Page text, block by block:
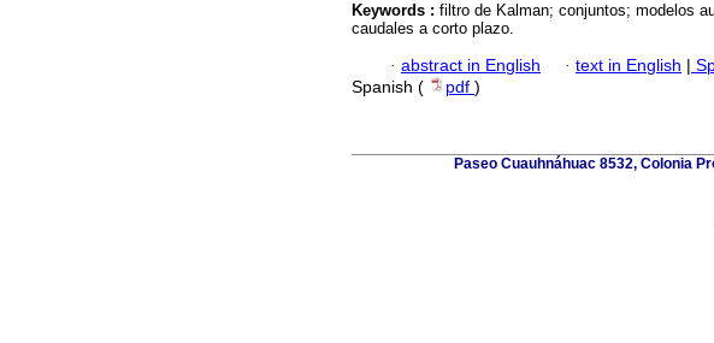
Keywords : filtro de Kalman; conjuntos; modelos
caudales a corto plazo.
· abstract in English · text in English |
Spanish (
pdf )
Paseo Cuauhnáhuac 8532, Colonia